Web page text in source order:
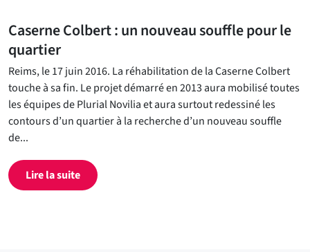
Caserne Colbert : un nouveau souffle pour le
quartier
Reims, le 17 juin 2016. La réhabilitation de la Caserne Colbert
touche à sa fin. Le projet démarré en 2013 aura mobilisé toutes
les équipes de Plurial Novilia et aura surtout redessiné les
contours d’un quartier à la recherche d’un nouveau souffle
de...
Lire la suite